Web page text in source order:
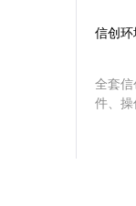
信创环
全套信
件、操